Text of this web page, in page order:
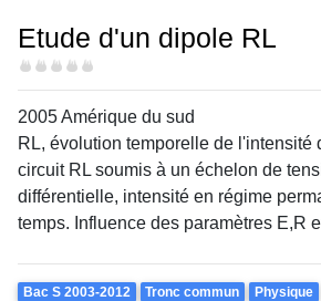
Etude d'un dipole RL
Difficulté
2005 Amérique du sud
RL, évolution temporelle de l'intensité
circuit RL soumis à un échelon de
différentielle, intensité en régime
temps. Influence des paramètres E,R
Theme
Bac S 2003-2012 Tronc commun
Physique